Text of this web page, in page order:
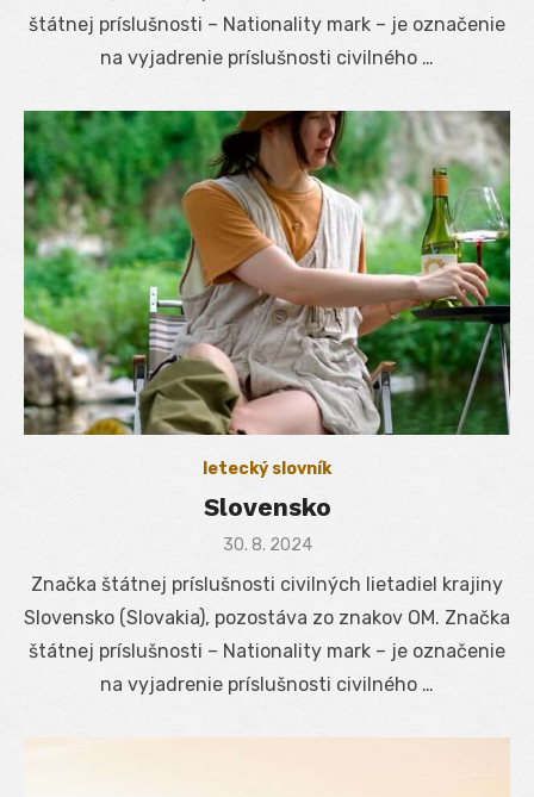
štátnej príslušnosti – Nationality mark – je označenie
na vyjadrenie príslušnosti civilného …
letecký slovník
Slovensko
Posted
30. 8. 2024
Značka štátnej príslušnosti civilných lietadiel krajiny
Slovensko (Slovakia), pozostáva zo znakov OM. Značka
štátnej príslušnosti – Nationality mark – je označenie
na vyjadrenie príslušnosti civilného …